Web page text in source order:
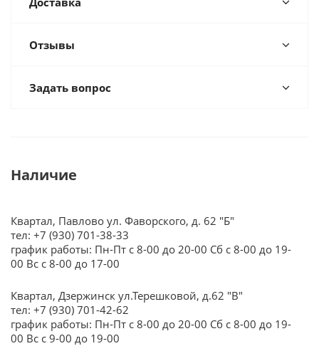
Отзывы
Задать вопрос
Наличие
Квартал, Павлово ул. Фаворского, д. 62 "Б"
тел: +7 (930) 701-38-33
график работы: Пн-Пт с 8-00 до 20-00 Сб с 8-00 до 19-
00 Вс с 8-00 до 17-00
Квартал, Дзержинск ул.Терешковой, д.62 "В"
тел: +7 (930) 701-42-62
график работы: Пн-Пт с 8-00 до 20-00 Сб с 8-00 до 19-
00 Вс с 9-00 до 19-00